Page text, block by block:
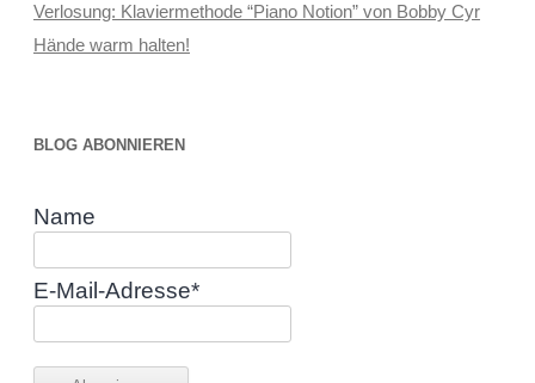
Verlosung: Klaviermethode “Piano Notion” von Bobby Cyr
Hände warm halten!
BLOG ABONNIEREN
Name
E-Mail-Adresse*